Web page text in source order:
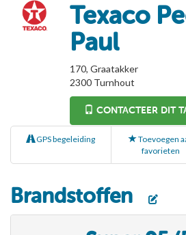
Texaco
Paul
170, Graatakker
2300 Turnhout
CONTACTEER DIT
GPS begeleiding
Toevoegen
favorieten
Brandstoffen